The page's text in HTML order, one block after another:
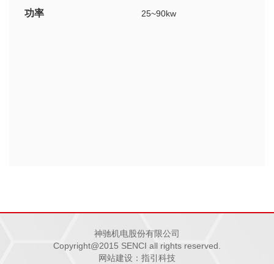
功率 25~90kw
神驰机电股份有限公司
Copyright@2015 SENCI all rights reserved.
网站建设：指引科技